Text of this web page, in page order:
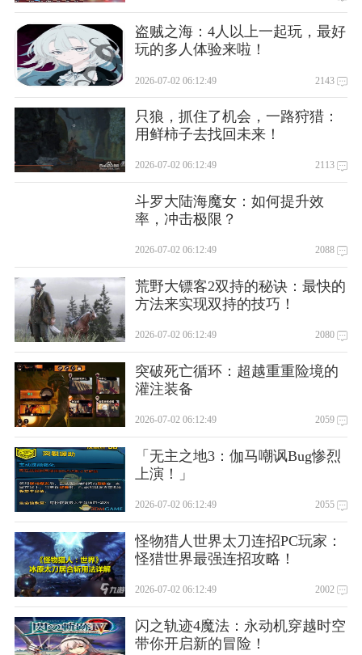
盗贼之海：4人以上一起玩，最好
玩的多人体验来啦！
2026-07-02 06:12:49 2143
只狼，抓住了机会，一路狩猎：
用鲜柿子去找回未来！
2026-07-02 06:12:49 2113
斗罗大陆海魔女：如何提升效
率，冲击极限？
2026-07-02 06:12:49 2088
荒野大镖客2双持的秘诀：最快的
方法来实现双持的技巧！
2026-07-02 06:12:49 2080
突破死亡循环：超越重重险境的
灌注装备
2026-07-02 06:12:49 2059
「无主之地3：伽马嘲讽Bug惨烈
上演！」
2026-07-02 06:12:49 2055
怪物猎人世界太刀连招PC玩家：
怪猎世界最强连招攻略！
2026-07-02 06:12:49 2002
闪之轨迹4魔法：永动机穿越时空
带你开启新的冒险！